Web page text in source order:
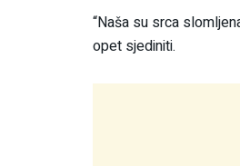
“Naša su srca
opet sjediniti.